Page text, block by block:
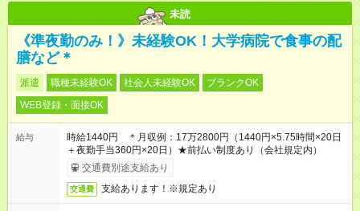
未読
《準夜勤のみ！》未経験OK！大学病院で食事の配
膳など＊
派遣 職種未経験OK 社会人未経験OK
ブランクOK
WEB登録・面接OK
給与
時給1440円 ＊月収例：17万2800円（1440円×5.75時間×20日
＋夜勤手当360円×20日）★前払い制度あり（会社規定内）
交通費別途支給あり
交通費 支給あります！※規定あり